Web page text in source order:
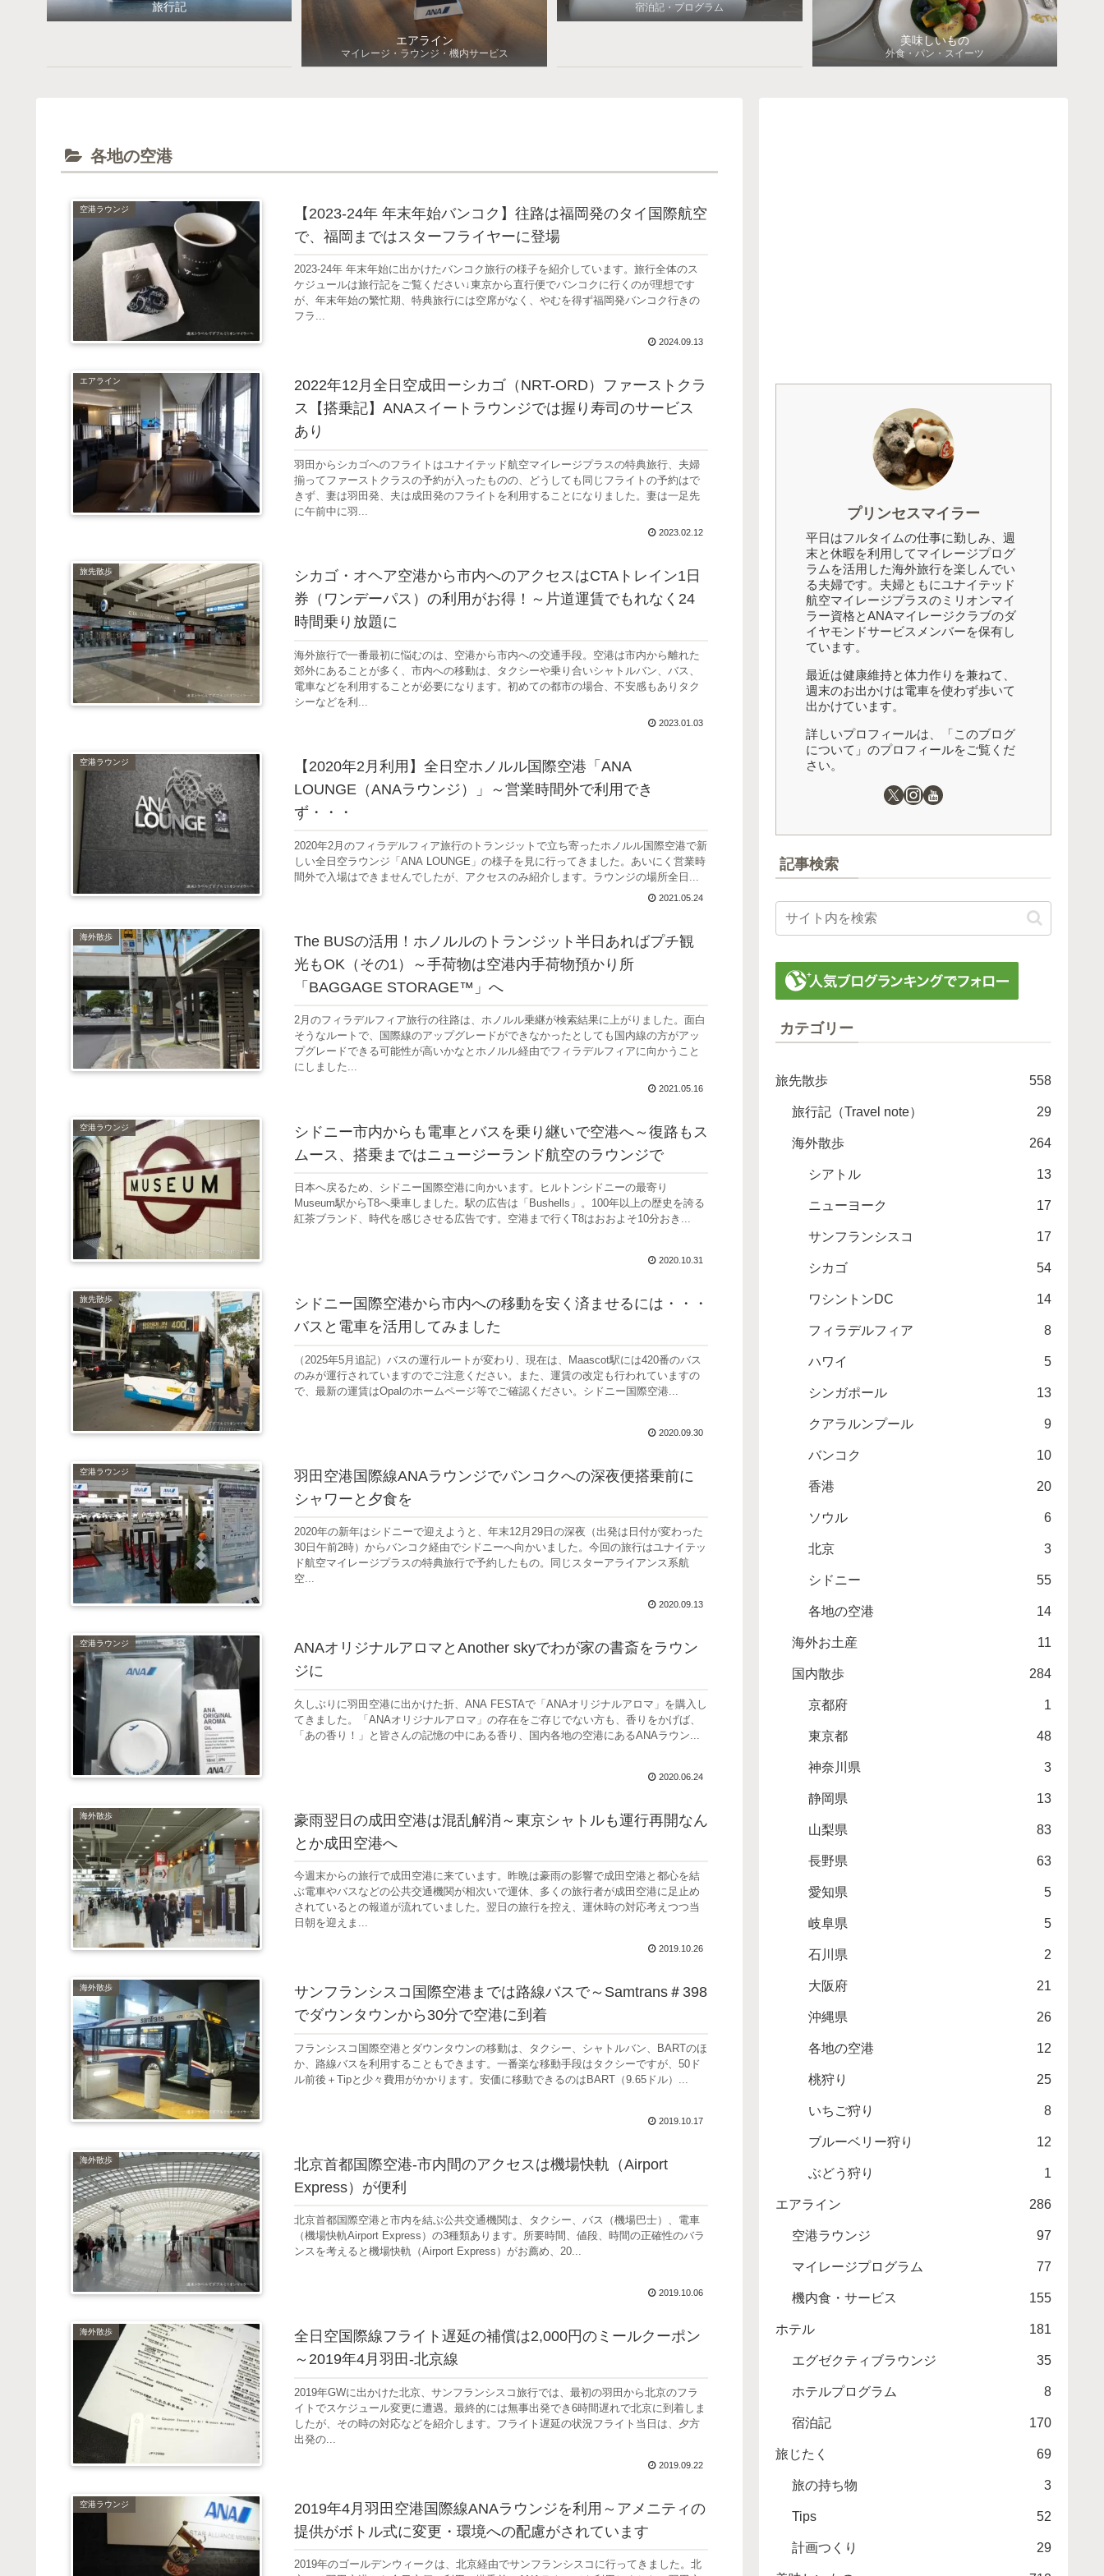
旅行記
エアライン
マイレージ・ラウンジ・機内サービス
宿泊記・プログラム
美味しいもの
外食・パン・スイーツ
各地の空港
空港ラウンジ
【2023-24年 年末年始バンコク】往路は福岡発のタイ国際航空
で、福岡まではスターフライヤーに登場
2023-24年 年末年始に出かけたバンコク旅行の様子を紹介しています。旅行全体のス
ケジュールは旅行記をご覧ください↓東京から直行便でバンコクに行くのが理想です
が、年末年始の繁忙期、特典旅行には空席がなく、やむを得ず福岡発バンコク行きの
フラ...
2024.09.13
エアライン
2022年12月全日空成田ーシカゴ（NRT-ORD）ファーストクラ
ス【搭乗記】ANAスイートラウンジでは握り寿司のサービス
あり
羽田からシカゴへのフライトはユナイテッド航空マイレージプラスの特典旅行、夫婦
揃ってファーストクラスの予約が入ったものの、どうしても同じフライトの予約はで
きず、妻は羽田発、夫は成田発のフライトを利用することになりました。妻は一足先
に午前中に羽...
2023.02.12
旅先散歩
シカゴ・オヘア空港から市内へのアクセスはCTAトレイン1日
券（ワンデーパス）の利用がお得！～片道運賃でもれなく24
時間乗り放題に
海外旅行で一番最初に悩むのは、空港から市内への交通手段。空港は市内から離れた
郊外にあることが多く、市内への移動は、タクシーや乗り合いシャトルバン、バス、
電車などを利用することが必要になります。初めての都市の場合、不安感もありタク
シーなどを利...
2023.01.03
空港ラウンジ
【2020年2月利用】全日空ホノルル国際空港「ANA
LOUNGE（ANAラウンジ）」～営業時間外で利用でき
ず・・・
2020年2月のフィラデルフィア旅行のトランジットで立ち寄ったホノルル国際空港で新
しい全日空ラウンジ「ANA LOUNGE」の様子を見に行ってきました。あいにく営業時
間外で入場はできませんでしたが、アクセスのみ紹介します。ラウンジの場所全日...
2021.05.24
海外散歩
The BUSの活用！ホノルルのトランジット半日あればプチ観
光もOK（その1）～手荷物は空港内手荷物預かり所
「BAGGAGE STORAGE™」へ
2月のフィラデルフィア旅行の往路は、ホノルル乗継が検索結果に上がりました。面白
そうなルートで、国際線のアップグレードができなかったとしても国内線の方がアッ
プグレードできる可能性が高いかなとホノルル経由でフィラデルフィアに向かうこと
にしました...
2021.05.16
空港ラウンジ
シドニー市内からも電車とバスを乗り継いで空港へ～復路もス
ムース、搭乗まではニュージーランド航空のラウンジで
日本へ戻るため、シドニー国際空港に向かいます。ヒルトンシドニーの最寄り
Museum駅からT8へ乗車しました。駅の広告は「Bushells」。100年以上の歴史を誇る
紅茶ブランド、時代を感じさせる広告です。空港まで行くT8はおおよそ10分おき...
2020.10.31
旅先散歩
シドニー国際空港から市内への移動を安く済ませるには・・・
バスと電車を活用してみました
（2025年5月追記）バスの運行ルートが変わり、現在は、Maascot駅には420番のバス
のみが運行されていますのでご注意ください。また、運賃の改定も行われていますの
で、最新の運賃はOpalのホームページ等でご確認ください。シドニー国際空港...
2020.09.30
空港ラウンジ
羽田空港国際線ANAラウンジでバンコクへの深夜便搭乗前に
シャワーと夕食を
2020年の新年はシドニーで迎えようと、年末12月29日の深夜（出発は日付が変わった
30日午前2時）からバンコク経由でシドニーへ向かいました。今回の旅行はユナイテッ
ド航空マイレージプラスの特典旅行で予約したもの。同じスターアライアンス系航
空...
2020.09.13
空港ラウンジ
ANAオリジナルアロマとAnother skyでわが家の書斎をラウン
ジに
久しぶりに羽田空港に出かけた折、ANA FESTAで「ANAオリジナルアロマ」を購入し
てきました。「ANAオリジナルアロマ」の存在をご存じでない方も、香りをかげば、
「あの香り！」と皆さんの記憶の中にある香り、国内各地の空港にあるANAラウン...
2020.06.24
海外散歩
豪雨翌日の成田空港は混乱解消～東京シャトルも運行再開なん
とか成田空港へ
今週末からの旅行で成田空港に来ています。昨晩は豪雨の影響で成田空港と都心を結
ぶ電車やバスなどの公共交通機関が相次いで運休、多くの旅行者が成田空港に足止め
されているとの報道が流れていました。翌日の旅行を控え、運休時の対応考えつつ当
日朝を迎えま...
2019.10.26
海外散歩
サンフランシスコ国際空港までは路線バスで～Samtrans＃398
でダウンタウンから30分で空港に到着
フランシスコ国際空港とダウンタウンの移動は、タクシー、シャトルバン、BARTのほ
か、路線バスを利用することもできます。一番楽な移動手段はタクシーですが、50ド
ル前後＋Tipと少々費用がかかります。安価に移動できるのはBART（9.65ドル）...
2019.10.17
海外散歩
北京首都国際空港-市内間のアクセスは機場快軌（Airport
Express）が便利
北京首都国際空港と市内を結ぶ公共交通機関は、タクシー、バス（機場巴士）、電車
（機場快軌Airport Express）の3種類あります。所要時間、値段、時間の正確性のバラ
ンスを考えると機場快軌（Airport Express）がお薦め、20...
2019.10.06
海外散歩
全日空国際線フライト遅延の補償は2,000円のミールクーポン
～2019年4月羽田-北京線
2019年GWに出かけた北京、サンフランシスコ旅行では、最初の羽田から北京のフラ
イトでスケジュール変更に遭遇。最終的には無事出発でき6時間遅れで北京に到着しま
したが、その時の対応などを紹介します。フライト遅延の状況フライト当日は、夕方
出発の...
2019.09.22
空港ラウンジ
2019年4月羽田空港国際線ANAラウンジを利用～アメニティの
提供がボトル式に変更・環境への配慮がされています
2019年のゴールデンウィークは、北京経由でサンフランシスコに行ってきました。北
プリンセスマイラー
平日はフルタイムの仕事に勤しみ、週
末と休暇を利用してマイレージプログ
ラムを活用した海外旅行を楽しんでい
る夫婦です。夫婦ともにユナイテッド
航空マイレージプラスのミリオンマイ
ラー資格とANAマイレージクラブのダ
イヤモンドサービスメンバーを保有し
ています。
最近は健康維持と体力作りを兼ねて、
週末のお出かけは電車を使わず歩いて
出かけています。
詳しいプロフィールは、「このブログ
について」のプロフィールをご覧くだ
さい。
記事検索
カテゴリー
旅先散歩 558
旅行記（Travel note） 29
海外散歩 264
シアトル 13
ニューヨーク 17
サンフランシスコ 17
シカゴ 54
ワシントンDC 14
フィラデルフィア 8
ハワイ 5
シンガポール 13
クアラルンプール 9
バンコク 10
香港 20
ソウル 6
北京 3
シドニー 55
各地の空港 14
海外お土産 11
国内散歩 284
京都府 1
東京都 48
神奈川県 3
静岡県 13
山梨県 83
長野県 63
愛知県 5
岐阜県 5
石川県 2
大阪府 21
沖縄県 26
各地の空港 12
桃狩り 25
いちご狩り 8
ブルーベリー狩り 12
ぶどう狩り 1
エアライン 286
空港ラウンジ 97
マイレージプログラム 77
機内食・サービス 155
ホテル 181
エグゼクティブラウンジ 35
ホテルプログラム 8
宿泊記 170
旅じたく 69
旅の持ち物 3
Tips 52
計画つくり 29